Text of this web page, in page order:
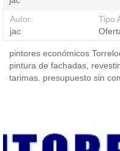
Autor:
jac
Tipo
pintores económicos
pintura de fachadas,
tarimas. presupuesto sin